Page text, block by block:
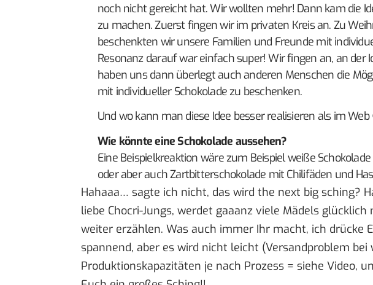
noch nicht gereicht hat. Wir wollten mehr! Dann kam die
zu machen. Zuerst fingen wir im privaten Kreis an. Zu
beschenkten wir unsere Familien und Freunde mit
Resonanz darauf war einfach super! Wir fingen an, an der
haben uns dann überlegt auch anderen Menschen die
mit individueller Schokolade zu beschenken.
Und wo kann man diese Idee besser realisieren als im Web
Wie könnte eine Schokolade aussehen?
Eine Beispielkreaktion wäre zum Beispiel weiße
oder aber auch Zartbitterschokolade mit Chilifäden und
Hahaaa… sagte ich nicht, das wird the next big sching?
liebe Chocri-Jungs, werdet gaaanz viele Mädels
weiter erzählen. Was auch immer Ihr macht, ich drücke
spannend, aber es wird nicht leicht (Versandproblem
Produktionskapazitäten je nach Prozess = siehe Video,